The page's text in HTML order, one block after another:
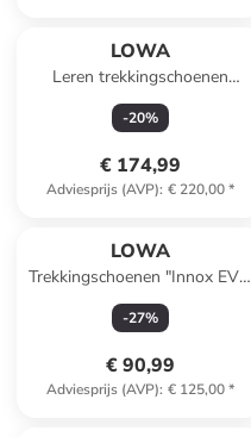
LOWA
Leren trekkingschoenen
"Renegade GTX Mid" bruin
-20%
€ 174,99
Adviesprijs (AVP): € 220,00*
LOWA
Trekkingschoenen "Innox EVO
GTX" donkerblauw/oranje
-27%
€ 90,99
Adviesprijs (AVP): € 125,00*